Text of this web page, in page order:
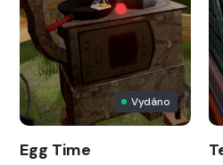
Vydáno
Egg Time